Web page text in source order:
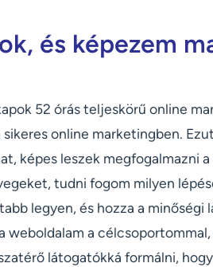
és képezem
52 órás teljeskörű online
online marketingben.
képes leszek megfogalmazni
tudni fogom milyen
legyen, és hozza a
weboldalam a
látogatókká formálni,